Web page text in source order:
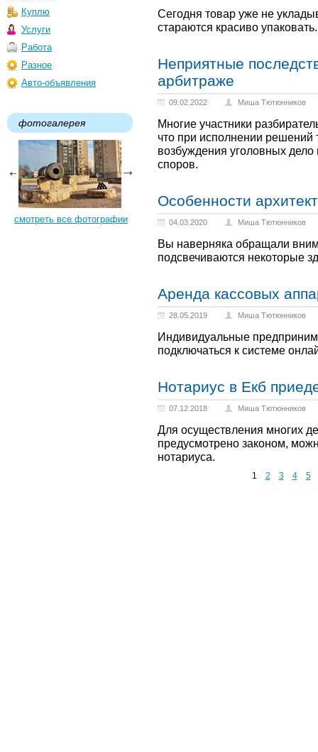
Куплю
Услуги
Работа
Разное
Авто-объявления
фотогалерея
смотреть все фотографии
Сегодня товар уже не
стараются красиво упаковать.
Неприятные
арбитраже
09.02.2022 Миша Тютюнников
Многие участники
что при исполнении решений
возбуждения уголовных дело
споров.
Особенности
04.03.2020 Миша Тютюнников
Вы наверняка обращали
подсвечиваются некоторые
Аренда кассовых
28.05.2019 Миша Тютюнников
Индивидуальные
подключаться к системе
Нотариус в Екб
07.12.2018 Миша Тютюнников
Для осуществления многих
предусмотрено законом,
нотариуса.
1 2 3 4 5